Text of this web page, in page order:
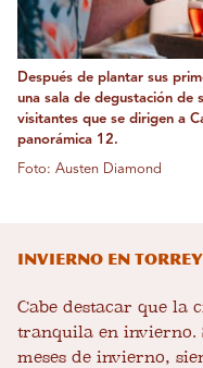
Después de plantar sus
una sala de degustación de
visitantes que se dirigen a
panorámica 12.
Foto: Austen Diamond
Invierno en Torrey
Cabe destacar que la
tranquila en invierno.
meses de invierno,